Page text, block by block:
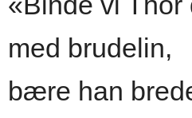
med brudelin,
bære han